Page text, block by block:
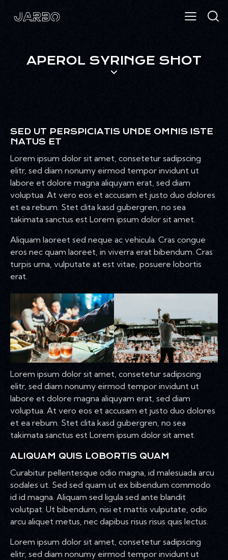
APEROL SYRINGE SHOT
SED UT PERSPICIATIS UNDE OMNIS ISTE
NATUS ET
Lorem ipsum dolor sit amet, consetetur sadipscing
elitr, sed diam nonumy eirmod tempor invidunt ut
labore et dolore magna aliquyam erat, sed diam
voluptua. At vero eos et accusam et justo duo dolores
et ea rebum. Stet clita kasd gubergren, no sea
takimata sanctus est Lorem ipsum dolor sit amet.
Aliquam laoreet sed neque ac vehicula. Cras congue
eros nec quam laoreet, in viverra erat bibendum. Cras
turpis urna, vulputate at est vitae, posuere lobortis
erat.
Lorem ipsum dolor sit amet, consetetur sadipscing
elitr, sed diam nonumy eirmod tempor invidunt ut
labore et dolore magna aliquyam erat, sed diam
voluptua. At vero eos et accusam et justo duo dolores
et ea rebum. Stet clita kasd gubergren, no sea
takimata sanctus est Lorem ipsum dolor sit amet.
ALIQUAM QUIS LOBORTIS QUAM
Curabitur pellentesque odio magna, id malesuada arcu
sodales ut. Sed sed quam ut ex bibendum commodo
id id magna. Aliquam sed ligula sed ante blandit
volutpat. Ut bibendum, nisi et mattis vulputate, odio
arcu aliquet metus, nec dapibus risus risus quis lectus.
Lorem ipsum dolor sit amet, consetetur sadipscing
elitr, sed diam nonumy eirmod tempor invidunt ut